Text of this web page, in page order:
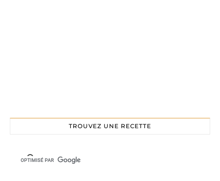
TROUVEZ UNE RECETTE